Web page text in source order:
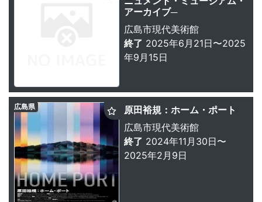
アーカイブ─
広島市現代美術館
終了 2025年6月21日〜2025
年9月15日
原田裕規：ホーム・ポート
広島市現代美術館
終了 2024年11月30日〜
2025年2月9日
広島県